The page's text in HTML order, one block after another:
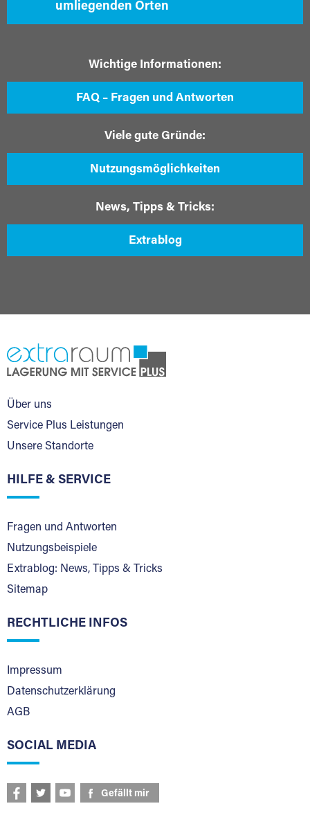
umliegenden Orten
Wichtige Informationen:
FAQ – Fragen und Antworten
Viele gute Gründe:
Nutzungsmöglichkeiten
News, Tipps & Tricks:
Extrablog
Über uns
Service Plus Leistungen
Unsere Standorte
HILFE & SERVICE
Fragen und Antworten
Nutzungsbeispiele
Extrablog: News, Tipps & Tricks
Sitemap
RECHTLICHE INFOS
Impressum
Datenschutzerklärung
AGB
SOCIAL MEDIA
Gefällt mir